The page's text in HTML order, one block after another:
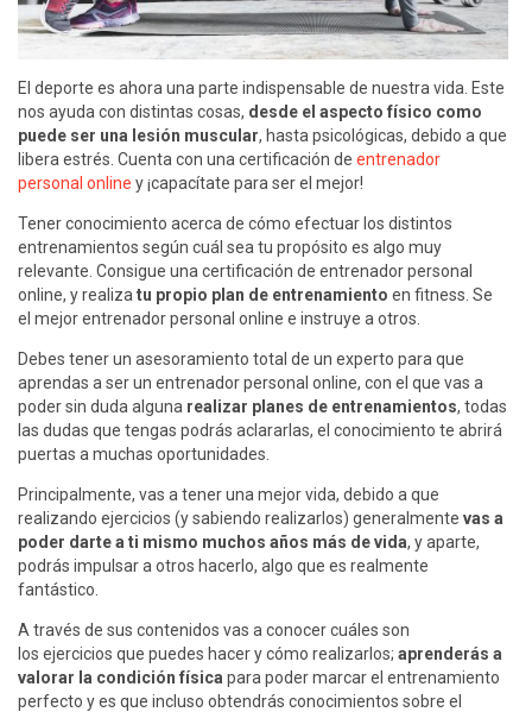
El deporte es ahora una parte indispensable de nuestra vida. Este
nos ayuda con distintas cosas, desde el aspecto físico como
puede ser una lesión muscular, hasta psicológicas, debido a que
libera estrés. Cuenta con una certificación de entrenador
personal online y ¡capacítate para ser el mejor!
Tener conocimiento acerca de cómo efectuar los distintos
entrenamientos según cuál sea tu propósito es algo muy
relevante. Consigue una certificación de entrenador personal
online, y realiza tu propio plan de entrenamiento en fitness. Se
el mejor entrenador personal online e instruye a otros.
Debes tener un asesoramiento total de un experto para que
aprendas a ser un entrenador personal online, con el que vas a
poder sin duda alguna realizar planes de entrenamientos, todas
las dudas que tengas podrás aclararlas, el conocimiento te abrirá
puertas a muchas oportunidades.
Principalmente, vas a tener una mejor vida, debido a que
realizando ejercicios (y sabiendo realizarlos) generalmente vas a
poder darte a ti mismo muchos años más de vida, y aparte,
podrás impulsar a otros hacerlo, algo que es realmente
fantástico.
A través de sus contenidos vas a conocer cuáles son
los ejercicios que puedes hacer y cómo realizarlos; aprenderás a
valorar la condición física para poder marcar el entrenamiento
perfecto y es que incluso obtendrás conocimientos sobre el